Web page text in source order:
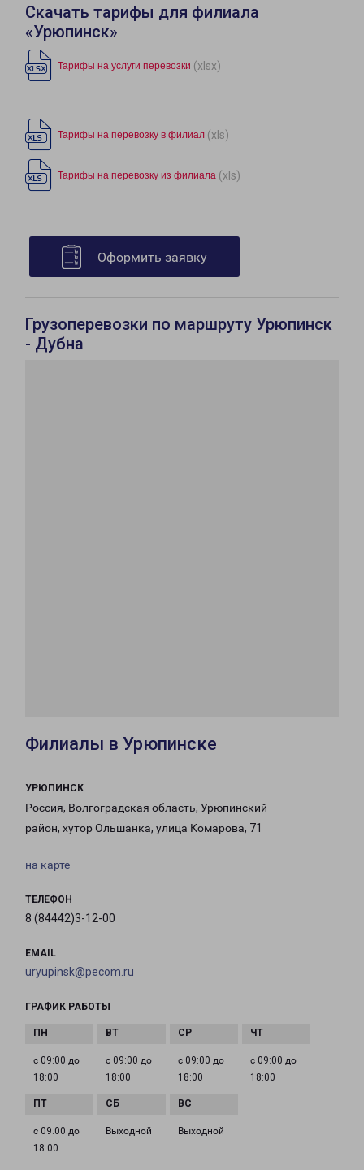
Скачать тарифы для филиала
«Урюпинск»
Тарифы на услуги перевозки (xlsx)
Тарифы на перевозку в филиал (xls)
Тарифы на перевозку из филиала (xls)
Оформить заявку
Грузоперевозки по маршруту Урюпинск
- Дубна
Филиалы в Урюпинске
УРЮПИНСК
Россия, Волгоградская область, Урюпинский
район, хутор Ольшанка, улица Комарова, 71
на карте
ТЕЛЕФОН
8 (84442)3-12-00
EMAIL
uryupinsk@pecom.ru
ГРАФИК РАБОТЫ
с 09:00 до
18:00
с 09:00 до
18:00
с 09:00 до
18:00
с 09:00 до
18:00
с 09:00 до
18:00
Выходной Выходной